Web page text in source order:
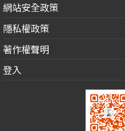
網站安全政策
隱私權政策
著作權聲明
登入